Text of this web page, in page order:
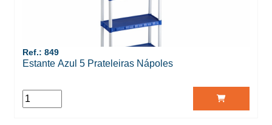
Ref.: 849
Estante Azul 5 Prateleiras Nápoles